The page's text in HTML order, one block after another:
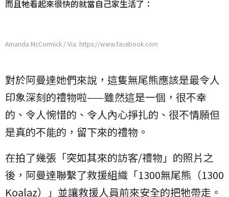
而且牠看起來很快的就當自己家生活了：
Amanda McCormick / Via https://www.facebook.com
對於阿曼達她們來說，這隻無尾熊應該是最令人
印象深刻的禮物啦——雖然這是一個，很不幸
的、令人惋惜的、令人內心掙扎的、很不情願但
是真的不能的，留下來的禮物。
在拍了幾張「突如其來的訪客/禮物」的照片之
後，阿曼達聯繫了救援組織「1300無尾熊（1300
Koalaz）」並讓救援人員前來安全的把牠帶走。